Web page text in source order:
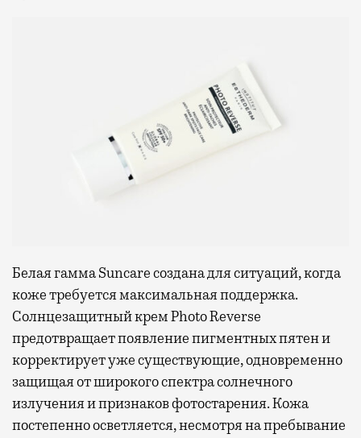
Белая гамма Suncare создана для ситуаций, когда
коже требуется максимальная поддержка.
Солнцезащитный крем Photo Reverse
предотвращает появление пигментных пятен и
корректирует уже существующие, одновременно
защищая от широкого спектра солнечного
излучения и признаков фотостарения. Кожа
постепенно осветляется, несмотря на пребывание